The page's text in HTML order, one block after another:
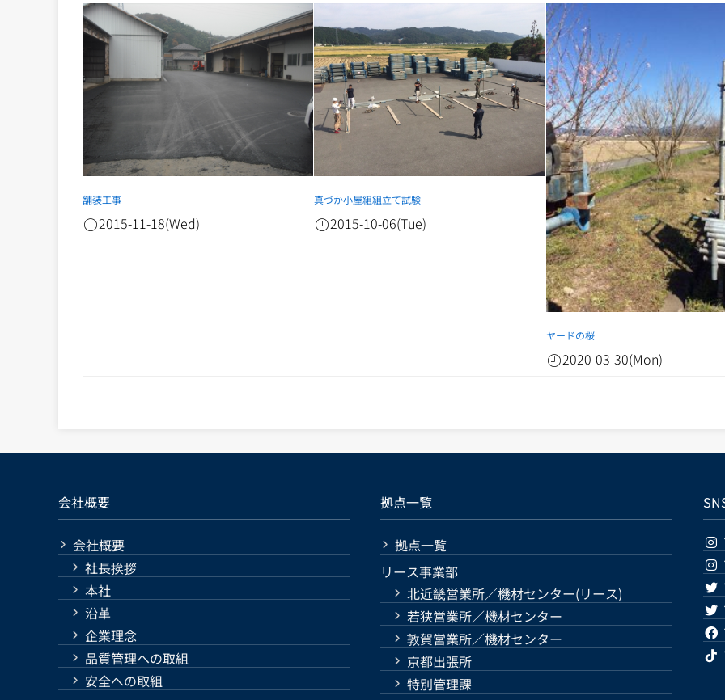
舗装工事
2015-11-18(Wed)
真づか小屋組組立て試験
2015-10-06(Tue)
ヤードの桜
2020-03-30(Mon)
会社概要
会社概要
社長挨拶
本社
沿革
企業理念
品質管理への取組
安全への取組
拠点一覧
拠点一覧
リース事業部
北近畿営業所／機材センター(リース)
若狭営業所／機材センター
敦賀営業所／機材センター
京都出張所
特別管理課